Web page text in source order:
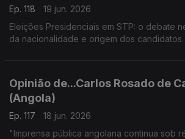
Ep. 118
19 jun. 2026
Eleições Presidenciais em STP: o debate
da nacionalidade e origem dos candidatos.
Opinião de...Carlos Rosado de
(Angola)
Ep. 117
18 jun. 2026
"Imprensa pública angolana continua sob